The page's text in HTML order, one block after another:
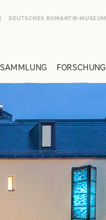
SAMMLUNG FORSCHUNG
DEUTSCHES ROMANTIK-MUSEUM